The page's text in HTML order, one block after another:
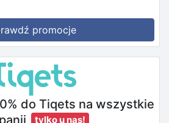
promocje
do Tiqets na wszystkie
tylko u nas!